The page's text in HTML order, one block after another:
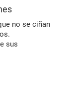
no se ciñan
sus